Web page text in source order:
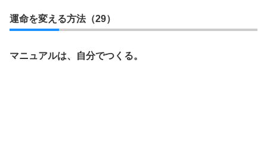
運命を変える方法（29）
マニュアルは、自分でつくる。